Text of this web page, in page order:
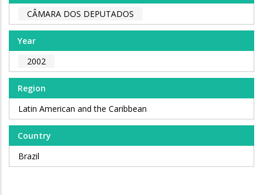
CÂMARA DOS DEPUTADOS
Year
2002
Region
Latin American and the Caribbean
Country
Brazil